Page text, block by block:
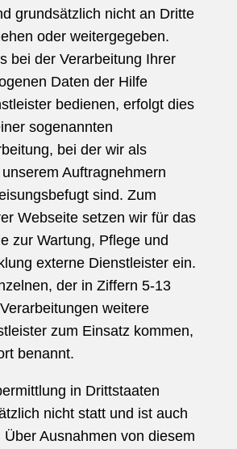
grundsätzlich nicht an Dritte
oder weitergegeben.
bei der Verarbeitung Ihrer
Daten der Hilfe
bedienen, erfolgt dies
sogenannten
bei der wir als
Auftragnehmern
sind. Zum
Webseite setzen wir für das
zur Wartung, Pflege und
externe Dienstleister ein.
der in Ziffern 5-13
weitere
zum Einsatz kommen,
benannt.
in Drittstaaten
nicht statt und ist auch
Über Ausnahmen von diesem